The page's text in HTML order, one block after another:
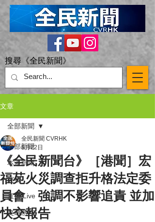
搜尋《全民新聞》
文章
全部新聞
本港新聞
突發
直播 Live
交通意外
全部新聞
《全民新聞台》［港聞］宏
福苑火災調查拒升格法定委
員會 強調不影響追責 並加
快交報告
全民新聞 CVRHK
6月22日